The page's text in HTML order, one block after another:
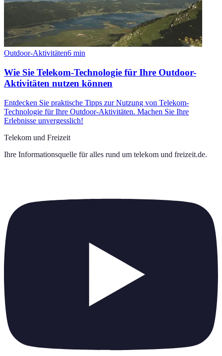
Outdoor-Aktivitäten6 min
Wie Sie Telekom-Technologie für Ihre Outdoor-
Aktivitäten nutzen können
Entdecken Sie praktische Tipps zur Nutzung von Telekom-
Technologie für Ihre Outdoor-Aktivitäten. Machen Sie Ihre
Erlebnisse unvergesslich!
Telekom und Freizeit
Ihre Informationsquelle für alles rund um telekom und freizeit.de.